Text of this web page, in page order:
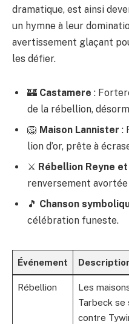
dramatique, est ainsi
un hymne à leur
avertissement glaçant
les défier.
🏰 Castamere :
de la rébellion,
🦁 Maison Lannister :
lion d’or, prête à
⚔️ Rébellion Reyne
renversement
🎵 Chanson
célébration funeste.
Événement
Rébellion
Les
Tarbeck se
contre